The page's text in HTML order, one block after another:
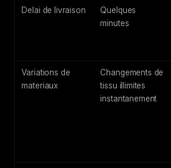
Delai de livraison
Quelques
minutes
Variations de
materiaux
Changements de
tissu illimites
instantanement